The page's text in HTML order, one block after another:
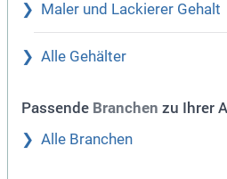
Maler und Lackierer Gehalt
Alle Gehälter
Passende Branchen zu Ihrer
Alle Branchen